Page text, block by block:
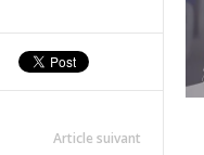
Article suivant